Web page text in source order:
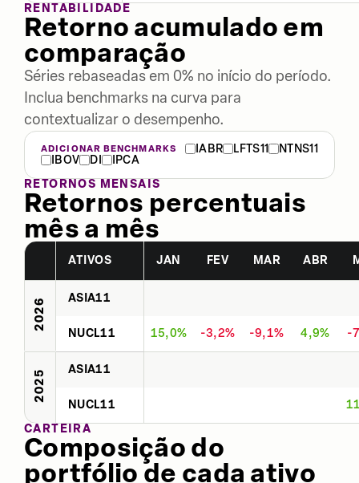
RENTABILIDADE
Retorno acumulado em
comparação
Séries rebaseadas em 0% no início do período.
Inclua benchmarks na curva para
contextualizar o desempenho.
ADICIONAR BENCHMARKS IABR LFTS11
NTNS11
IBOV
DI
IPCA
RETORNOS MENSAIS
Retornos percentuais
mês a mês
ATIVOS JAN FEV MAR ABR
2026 ASIA11
NUCL11 15,0% -3,2% -9,1% 4,9% -
2025 ASIA11
NUCL11
CARTEIRA
Composição do
portfólio de cada ativo